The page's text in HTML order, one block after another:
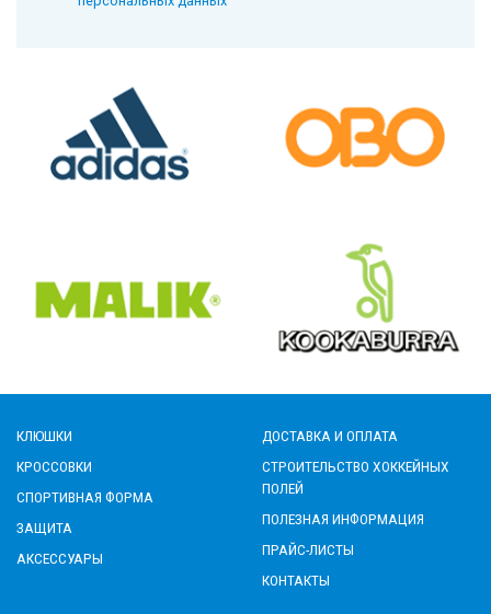
КЛЮШКИ
КРОССОВКИ
СПОРТИВНАЯ ФОРМА
ЗАЩИТА
АКСЕССУАРЫ
ДОСТАВКА И ОПЛАТА
СТРОИТЕЛЬСТВО ХОККЕЙНЫХ
ПОЛЕЙ
ПОЛЕЗНАЯ ИНФОРМАЦИЯ
ПРАЙС-ЛИСТЫ
КОНТАКТЫ